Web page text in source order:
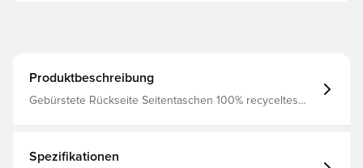
Produktbeschreibung
Gebürstete Rückseite Seitentaschen 100% recyceltes
Spezifikationen